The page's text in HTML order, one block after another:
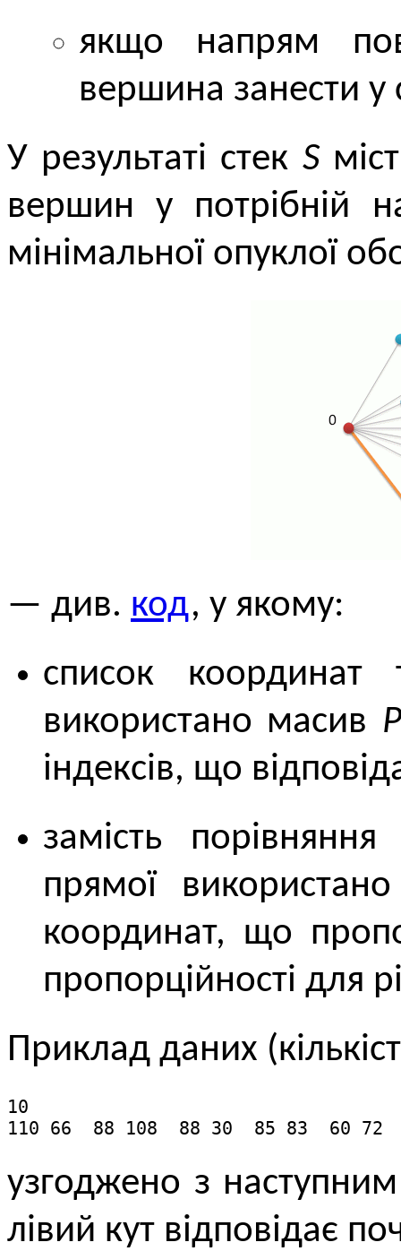
якщо напрям
вершина занести у
У результаті стек S
вершин у потрібній
мінімальної опуклої
— див. код, у якому:
список
використано масив P
індексів, що
замість
прямої
координат, що
пропорційності для
Приклад даних
10
110 66  88 108  88 30  85 83  60
узгоджено з
лівий кут відповідає